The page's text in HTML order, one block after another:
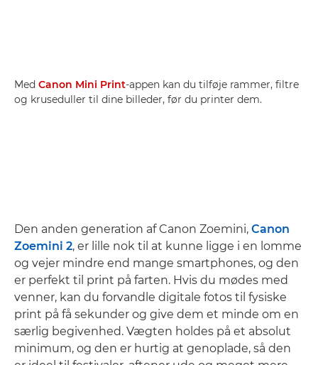
Med Canon Mini Print-appen kan du tilføje rammer, filtre
og kruseduller til dine billeder, før du printer dem.
Den anden generation af Canon Zoemini, Canon
Zoemini 2, er lille nok til at kunne ligge i en lomme
og vejer mindre end mange smartphones, og den
er perfekt til print på farten. Hvis du mødes med
venner, kan du forvandle digitale fotos til fysiske
print på få sekunder og give dem et minde om en
særlig begivenhed. Vægten holdes på et absolut
minimum, og den er hurtig at genoplade, så den